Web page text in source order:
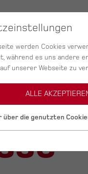
werden Cookies
während es uns andere
unserer Webseite zu
ALLE
über die genutzten